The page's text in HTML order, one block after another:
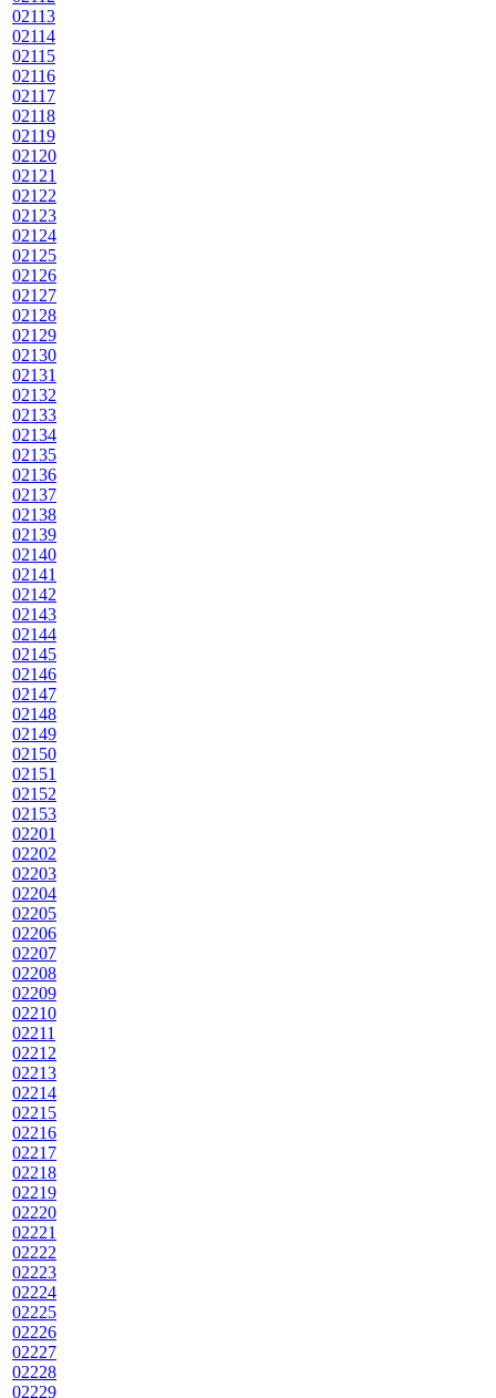
02113
02114
02115
02116
02117
02118
02119
02120
02121
02122
02123
02124
02125
02126
02127
02128
02129
02130
02131
02132
02133
02134
02135
02136
02137
02138
02139
02140
02141
02142
02143
02144
02145
02146
02147
02148
02149
02150
02151
02152
02153
02201
02202
02203
02204
02205
02206
02207
02208
02209
02210
02211
02212
02213
02214
02215
02216
02217
02218
02219
02220
02221
02222
02223
02224
02225
02226
02227
02228
02229